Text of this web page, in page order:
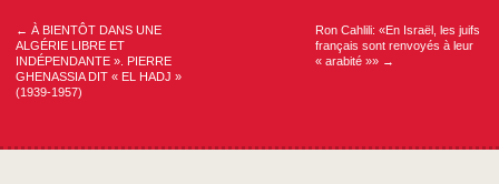
← À BIENTÔT DANS UNE
ALGÉRIE LIBRE ET
INDÉPENDANTE ». PIERRE
GHENASSIA DIT « EL HADJ »
(1939-1957)
Ron Cahlili: «En Israël, les juifs
français sont renvoyés à leur
« arabité »» →